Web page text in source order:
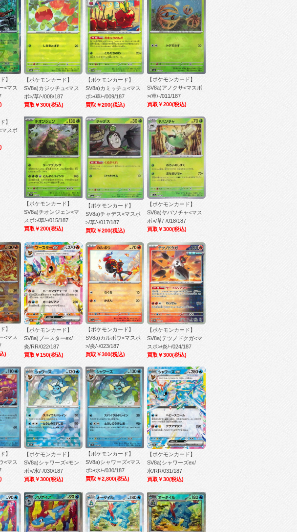
】
<マス
【ポケモンカード】
SV8a)カジッチュ<マス
ボ>/草/-/008/187
買取￥300(税込)
【ポケモンカード】
SV8a)カミッチュ<マス
ボ>/草/-/009/187
買取￥200(税込)
【ポケモンカード】
SV8a)アノクサ<マスボ
>/草/-/011/187
買取￥200(税込)
】
マスボ
【ポケモンカード】
SV8a)チオンジェン<マ
スボ>/草/-/015/187
買取￥200(税込)
【ポケモンカード】
SV8a)チャデス<マスボ
>/草/-/017/187
買取￥200(税込)
【ポケモンカード】
SV8a)ヤバソチャ<マス
ボ>/草/-/018/187
買取￥300(税込)
】
<マス
)
【ポケモンカード】
SV8a)ブースターex/
炎/RR/022/187
買取￥150(税込)
【ポケモンカード】
SV8a)カルボウ<マスボ
>/炎/-/023/187
買取￥300(税込)
【ポケモンカード】
SV8a)テツノドクガ<マ
スボ>/炎/-/024/187
買取￥300(税込)
】
<マス
【ポケモンカード】
SV8a)シャワーズ<モン
ボ>/水/-/030/187
買取￥300(税込)
【ポケモンカード】
SV8a)シャワーズ<マス
ボ>/水/-/030/187
買取￥2,800(税込)
【ポケモンカード】
SV8a)シャワーズex/
水/RR/031/187
買取￥30(税込)